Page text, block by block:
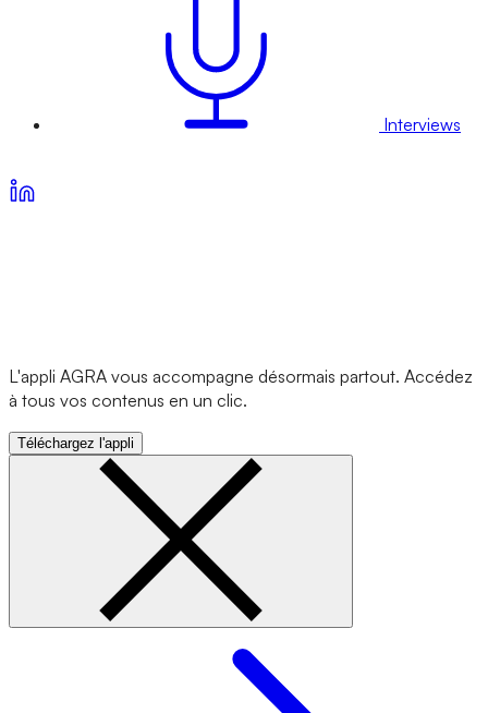
Interviews
L'appli AGRA vous accompagne désormais partout. Accédez
à tous vos contenus en un clic.
Téléchargez l'appli